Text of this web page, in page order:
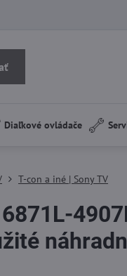
Diaľkové ovládače
T-con a iné | Sony TV